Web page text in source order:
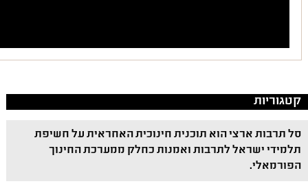
קטגוריות
סל תרבות ארצי הוא תוכנית חינוכית האחראית על חשיפת
תלמידי ישראל לתרבות ואמנות כחלק ממערכת החינוך
הפורמאלי.